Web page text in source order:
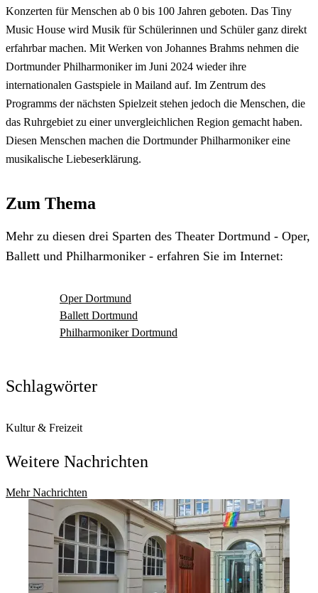
Konzerten für Menschen ab 0 bis 100 Jahren geboten. Das Tiny
Music House wird Musik für Schülerinnen und Schüler ganz direkt
erfahrbar machen. Mit Werken von Johannes Brahms nehmen die
Dortmunder Philharmoniker im Juni 2024 wieder ihre
internationalen Gastspiele in Mailand auf. Im Zentrum des
Programms der nächsten Spielzeit stehen jedoch die Menschen, die
das Ruhrgebiet zu einer unvergleichlichen Region gemacht haben.
Diesen Menschen machen die Dortmunder Philharmoniker eine
musikalische Liebeserklärung.
Zum Thema
Mehr zu diesen drei Sparten des Theater Dortmund - Oper,
Ballett und Philharmoniker - erfahren Sie im Internet:
Oper Dortmund
Ballett Dortmund
Philharmoniker Dortmund
Schlagwörter
Kultur & Freizeit
Weitere Nachrichten
Mehr Nachrichten